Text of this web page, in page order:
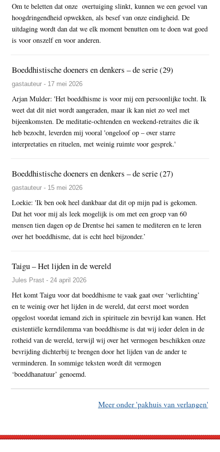
Om te beletten dat onze overtuiging slinkt, kunnen we een gevoel van
hoogdringendheid opwekken, als besef van onze eindigheid. De
uitdaging wordt dan dat we elk moment benutten om te doen wat goed
is voor onszelf en voor anderen.
Boeddhistische doeners en denkers – de serie (29)
gastauteur - 17 mei 2026
Arjan Mulder: 'Het boeddhisme is voor mij een persoonlijke tocht. Ik
weet dat dit niet wordt aangeraden, maar ik kan niet zo veel met
bijeenkomsten. De meditatie-ochtenden en weekend-retraites die ik
heb bezocht, leverden mij vooral 'ongeloof op – over starre
interpretaties en rituelen, met weinig ruimte voor gesprek.'
Boeddhistische doeners en denkers – de serie (27)
gastauteur - 15 mei 2026
Loekie: 'Ik ben ook heel dankbaar dat dit op mijn pad is gekomen.
Dat het voor mij als leek mogelijk is om met een groep van 60
mensen tien dagen op de Drentse hei samen te mediteren en te leren
over het boeddhisme, dat is echt heel bijzonder.’
Taigu – Het lijden in de wereld
Jules Prast - 24 april 2026
Het komt Taigu voor dat boeddhisme te vaak gaat over ‘verlichting’
en te weinig over het lijden in de wereld, dat eerst moet worden
opgelost voordat iemand zich in spirituele zin bevrijd kan wanen. Het
existentiële kerndilemma van boeddhisme is dat wij ieder delen in de
rotheid van de wereld, terwijl wij over het vermogen beschikken onze
bevrijding dichterbij te brengen door het lijden van de ander te
verminderen. In sommige teksten wordt dit vermogen
‘boeddhanatuur’ genoemd.
Meer onder 'pakhuis van verlangen'